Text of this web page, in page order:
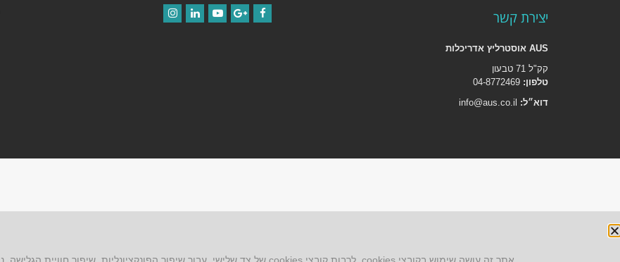
יצירת קשר
AUS אוסטרליץ אדריכלות
קק"ל 71 טבעון
טלפון:
דוא״ל: info@aus.co.il